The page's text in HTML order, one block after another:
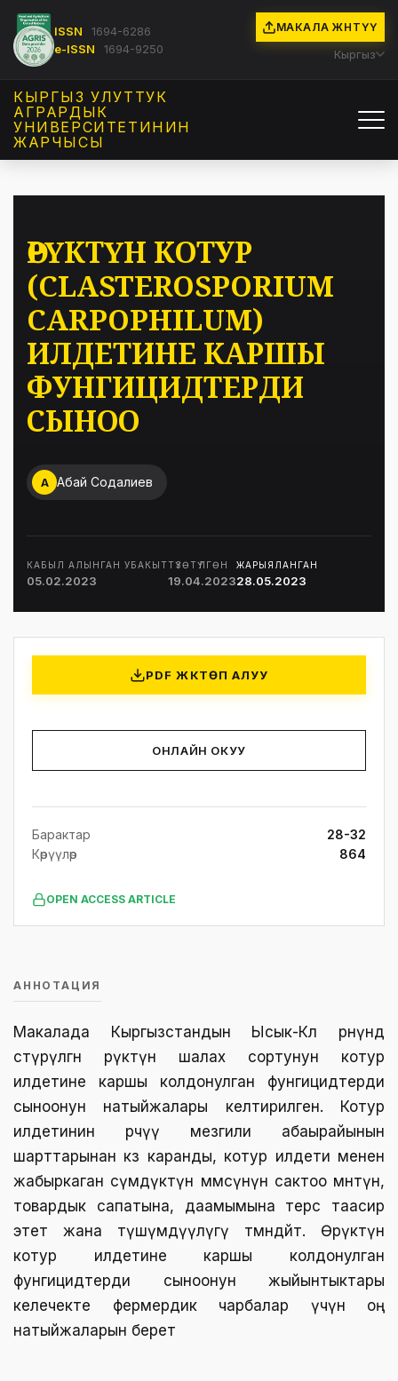
ISSN
1694-6286
e-ISSN
1694-9250
МАКАЛА ЖӨНӨТҮҮ
Кыргыз
КЫРГЫЗ УЛУТТУК
АГРАРДЫК
УНИВЕРСИТЕТИНИН
ЖАРЧЫСЫ
ӨРҮКТҮН КОТУР
(CLASTEROSPORIUM
CARPOPHILUM)
ИЛДЕТИНЕ КАРШЫ
ФУНГИЦИДТЕРДИ
СЫНОО
А Абай Содалиев
КАБЫЛ АЛЫНГАН УБАКЫТ
05.02.2023
ТҮЗӨТҮЛГӨН
19.04.2023
ЖАРЫЯЛАНГАН
28.05.2023
PDF ЖҮКТӨП АЛУУ
ОНЛАЙН ОКУУ
Барактар
28-32
Көрүүлөр
864
OPEN ACCESS ARTICLE
АННОТАЦИЯ
Макалада Кыргызстандын Ысык-Көл өрөөнүндө
өстүрүлгөн өрүктүн шалах сортунун котур
илдетине каршы колдонулган фунгицидтерди
сыноонун натыйжалары келтирилген. Котур
илдетинин өрчүү мезгили абаырайынын
шарттарынан көз каранды, котур илдети менен
жабыркаган өсүмдүктүн мөмөсүнүн сактоо мөөнөтүнө,
товардык сапатына, даамымына терс таасир
этет жана түшүмдүүлүгү төмөндөйт. Өрүктүн
котур илдетине каршы колдонулган
фунгицидтерди сыноонун жыйынтыктары
келечекте фермердик чарбалар үчүн оң
натыйжаларын берет